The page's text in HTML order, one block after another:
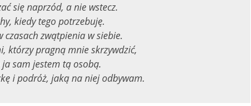
się naprzód, a nie wstecz.
kiedy tego potrzebuję.
zwątpienia w siebie.
którzy pragną mnie skrzywdzić,
sam jestem tą osobą.
i podróż, jaką na niej odbywam.